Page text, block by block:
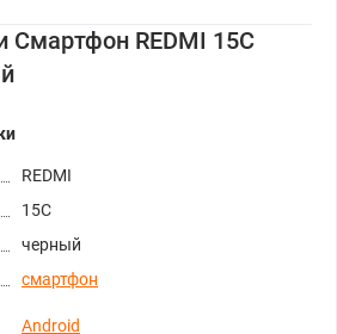
Смартфон REDMI 15C
REDMI
15C
черный
смартфон
Android